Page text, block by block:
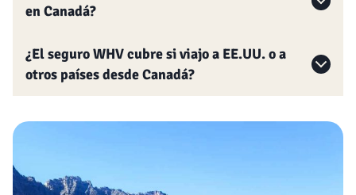
en Canadá?
¿El seguro WHV cubre si viajo a EE.UU. o a
otros países desde Canadá?